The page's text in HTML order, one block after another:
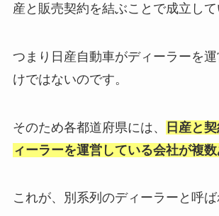
産と販売契約を結ぶことで成立して
つまり日産自動車がディーラーを
けではないのです。
そのため各都道府県には、
日産と
ィーラーを運営している会社が複数
これが、別系列のディーラーと呼ば